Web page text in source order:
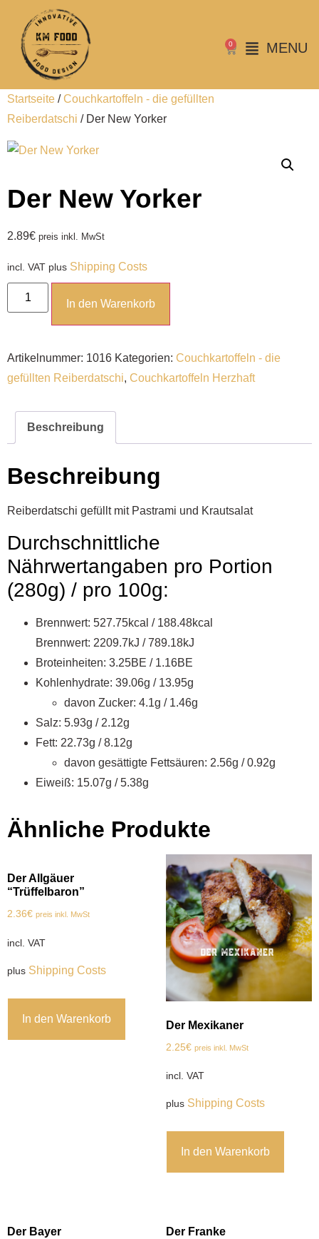
0 MENU
Startseite /Couchkartoffeln - die gefüllten
Reiberdatschi / Der New Yorker
Der New Yorker
2.89€ preis inkl. MwSt
incl. VAT plus Shipping Costs
In den Warenkorb
Artikelnummer: 1016 Kategorien: Couchkartoffeln - die
gefüllten Reiberdatschi, Couchkartoffeln Herzhaft
Beschreibung
Beschreibung
Reiberdatschi gefüllt mit Pastrami und Krautsalat
Durchschnittliche
Nährwertangaben pro Portion
(280g) / pro 100g:
Brennwert: 527.75kcal / 188.48kcal
Brennwert: 2209.7kJ / 789.18kJ
Broteinheiten: 3.25BE / 1.16BE
Kohlenhydrate: 39.06g / 13.95g
davon Zucker: 4.1g / 1.46g
Salz: 5.93g / 2.12g
Fett: 22.73g / 8.12g
davon gesättigte Fettsäuren: 2.56g / 0.92g
Eiweiß: 15.07g / 5.38g
Ähnliche Produkte
Der Allgäuer
“Trüffelbaron”
2.36€ preis inkl. MwSt
incl. VAT
plus Shipping Costs
In den Warenkorb
Der Mexikaner
2.25€ preis inkl. MwSt
incl. VAT
plus Shipping Costs
In den Warenkorb
Der Bayer Der Franke